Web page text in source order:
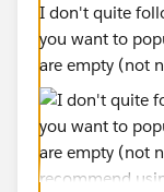
I don't quite
you want to
are empty (not